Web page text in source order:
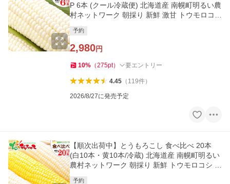
P 6本 (クール冷蔵便) 北海道産 南幌町明るい農
村ネットワーク 朝採り 新鮮 激甘 トウモロコシ
予約
2,980円
10% （275pt） 要エントリー
4.45（ 119件）
2026/8/27に発売予定
【順次出荷中】とうもろこし 食べ比べ 20本
(白10本・黄10本/冷蔵) 北海道産 南幌町明るい
農村ネットワーク 朝採り 新鮮 トウモロコシ 野
予約